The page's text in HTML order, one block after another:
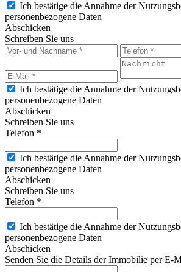
Ich bestätige die Annahme der
personenbezogene Daten
Abschicken
Schreiben Sie uns
Ich bestätige die Annahme der
personenbezogene Daten
Abschicken
Schreiben Sie uns
Telefon *
Ich bestätige die Annahme der
personenbezogene Daten
Abschicken
Schreiben Sie uns
Telefon *
Ich bestätige die Annahme der
personenbezogene Daten
Abschicken
Senden Sie die Details der Immobilie per E-